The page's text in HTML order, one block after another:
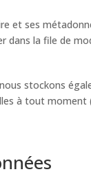
et ses
dans la file de
stockons
à tout